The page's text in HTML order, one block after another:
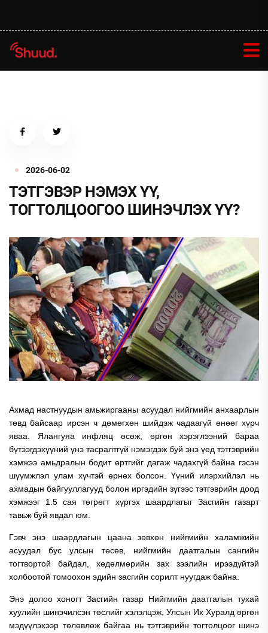
2026-06-02
ТЭТГЭВЭР НЭМЭХ ҮҮ,
ТОГТОЛЦООГОО ШИНЭЧЛЭХ ҮҮ?
Ахмад настнуудын амьжиргааны асуудал нийгмийн анхаарлын
төвд байсаар ирсэн ч дөмөгхөн шийдэж чадаагүй өнөөг хүрч
яваа. Ялангуяа инфляц өсөж, өргөн хэрэглээний бараа
бүтээгдэхүүний үнэ тасралтгүй нэмэгдэж буй энэ үед тэтгэврийн
хэмжээ амьдралын бодит өртгийг дагаж чадахгүй байна гэсэн
шүүмжлэл улам хүчтэй өрнөх болсон. Үүний илэрхийлэл нь
ахмадын байгууллагууд болон иргэдийн зүгээс тэтгэврийн доод
хэмжээг 1.5 сая төгрөгт хүргэх шаардлагыг Засгийн газарт
тавьж буй явдал юм.
Гэвч энэ шаардлагын цаана зөвхөн нийгмийн халамжийн
асуудал бус улсын төсөв, нийгмийн даатгалын сангийн
тогтвортой байдал, хөдөлмөрийн зах зээлийн ирээдүйтэй
холбоотой томоохон эдийн засгийн сорилт нуугдаж байна.
Энэ долоо хоногт Засгийн газар Нийгмийн даатгалын тухай
хуулийн шинэчилсэн төслийг хэлэлцэж, Улсын Их Хуралд өргөн
мэдүүлэхээр төлөвлөж байгаа нь тэтгэврийн тогтолцоог шинэ